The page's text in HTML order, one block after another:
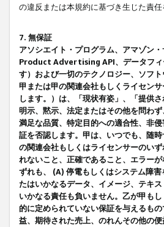
の違反または本規約に基づき生じた責
7. 無保証
アソシエイト・プログラム、アマゾン
Product Advertising API、データフィ
す）および一切のテクノロジー、ソフ
甲または甲の関連会社もしくライセン
します。）は、「現状有姿」、「提供
明示、黙示、法定またはその他を問わ
満足な品質、特定目的への適合性、非
証を否認します。甲は、いつでも、随
の関連会社もしくはライセンサーのい
れないこと、正確であること、エラー
ずれも、 (A) 停電もしくはシステム障
たはいかなるデータ、イメージ、テキ
いかなる責任も負いません。乙が甲も
的に定められていない保証を与えるも
益、期待された売上、のれんその他の